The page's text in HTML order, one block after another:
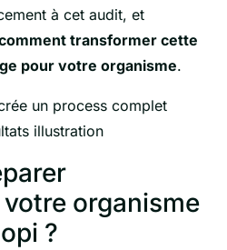
à cet audit, et
transformer cette
pour votre organisme.
organisme
?